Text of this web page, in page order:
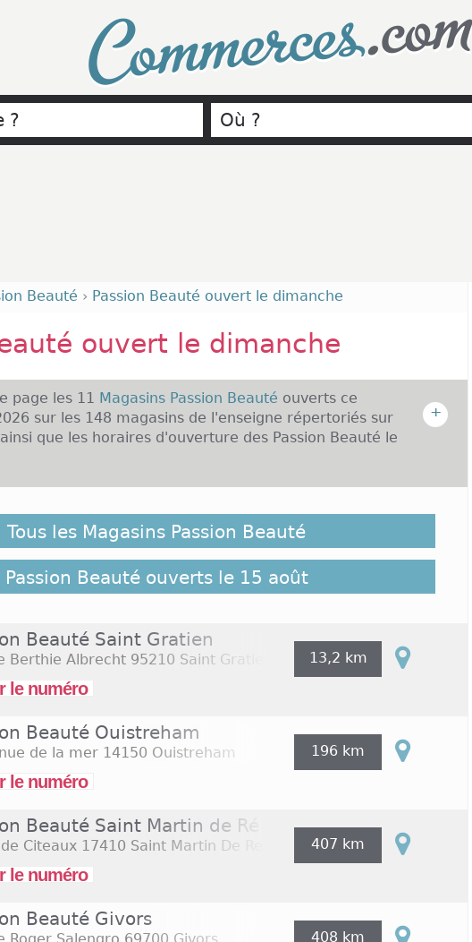
Commerces.com
Beauté › Passion Beauté ouvert le dimanche
ouvert le dimanche
page les 11 Magasins Passion Beauté ouverts ce
sur les 148 magasins de l'enseigne répertoriés sur
que les horaires d'ouverture des Passion Beauté le
+
une enseigne qui met 20 années d'expérience au service des
Les 168 magasins répartis en France, au Maroc, à
encore dans les Dom Tom proposent une multitude de
de prodiguer un certain bien-être à la clientèle. Certains
de se rendre dans l'un des magasins du mardi au
19h avec une interruption entre 12h15 et 14h. Il est possible
ouvrent leurs portes les premiers dimanches de décembre.
suivant pour rechercher les
Tous les Magasins Passion Beauté
Passion Beauté ouverts le 15 août
Beauté Saint Gratien
Berthie Albrecht 95210 Saint Gratien
le numéro
13,2 km
Beauté Ouistreham
de la mer 14150 Ouistreham
le numéro
196 km
Beauté Saint Martin de Ré
Citeaux 17410 Saint Martin De Re
le numéro
407 km
Beauté Givors
408 km